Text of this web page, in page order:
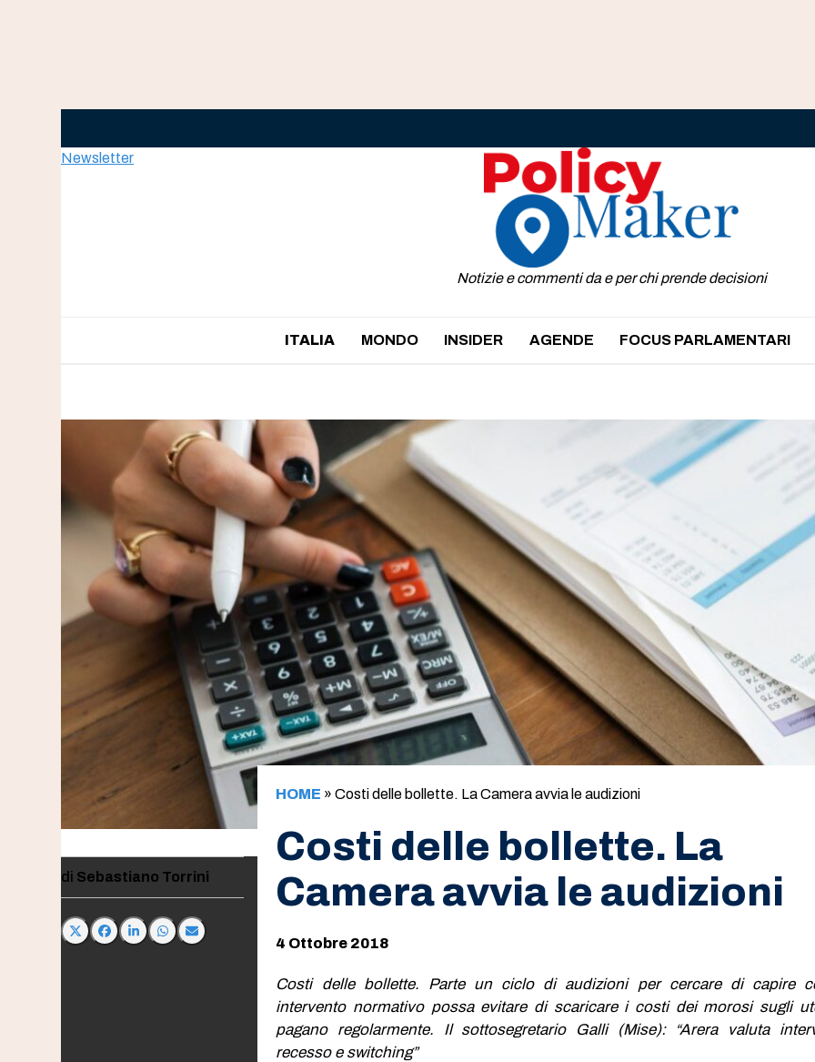
Newsletter
Notizie e commenti da e per chi prende decisioni
ITALIA MONDO INSIDER AGENDE FOCUS PARLAMENTARI
Sebastiano Torrini
HOME »Costi delle bollette. La Camera avvia le audizioni
Costi delle bollette. La
Camera avvia le audizioni
4 Ottobre 2018
Costi delle bollette. Parte un ciclo di audizioni per cercare di capire
intervento normativo possa evitare di scaricare i costi dei morosi sugli
pagano regolarmente. Il sottosegretario Galli (Mise): “Arera valuta
recesso e switching”